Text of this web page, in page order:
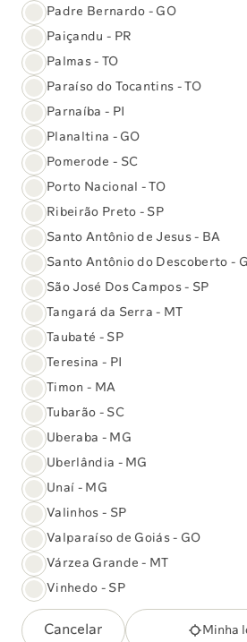
Hepatite B (HB) Pediátrica
Exames e Vacinas
Central de Atendimento
O Sabin
Reconhecimentos
Unidades
Convênios
Reconhecimentos e
Padre Bernardo - GO
Paiçandu - PR
Palmas - TO
Paraíso do Tocantins - TO
Parnaíba - PI
Planaltina - GO
Pomerode - SC
Porto Nacional - TO
Ribeirão Preto - SP
Santo Antônio de Jesus - BA
Santo Antônio do Descoberto -
São José Dos Campos - SP
Tangará da Serra - MT
Taubaté - SP
Teresina - PI
Timon - MA
Tubarão - SC
Uberaba - MG
Uberlândia - MG
Unaí - MG
Valinhos - SP
Valparaíso de Goiás - GO
Várzea Grande - MT
Vinhedo - SP
Cancelar Minha